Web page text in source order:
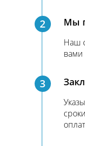
2 Мы
Наш
вами
3